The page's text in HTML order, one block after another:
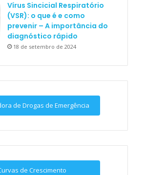
Vírus Sincicial Respiratório
(VSR): o que é e como
prevenir – A importância do
diagnóstico rápido
18 de setembro de 2024
de Drogas de Emergência
de Crescimento